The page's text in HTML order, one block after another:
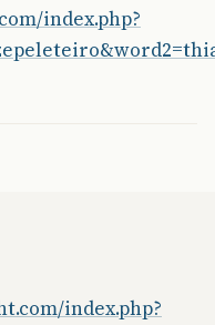
index.php?
index.php?